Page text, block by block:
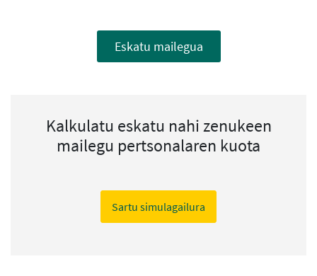
Eskatu mailegua
Kalkulatu eskatu nahi zenukeen
mailegu pertsonalaren kuota
Sartu simulagailura